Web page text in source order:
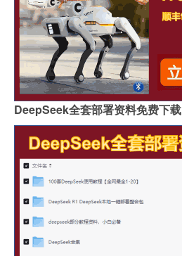
DeepSeek全套部署资料免费下载